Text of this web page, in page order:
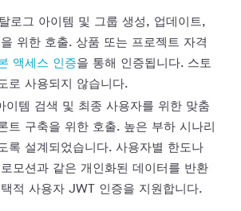
로그 아이템 및 그룹 생성, 업데이트,
위한 호출. 상품 또는 프로젝트 자격
액세스 인증을 통해 인증됩니다. 스토
로 사용되지 않습니다.
이템 검색 및 최종 사용자를 위한 맞춤
트 구축을 위한 호출. 높은 부하 시나리
록 설계되었습니다. 사용자별 한도나
모션과 같은 개인화된 데이터를 반환
적 사용자 JWT 인증을 지원합니다.